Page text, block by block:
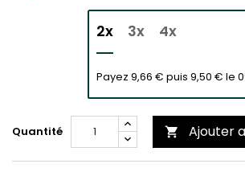
2x 3x 4x
Payez 9,66 € puis 9,50 € le
Quantité  Ajouter